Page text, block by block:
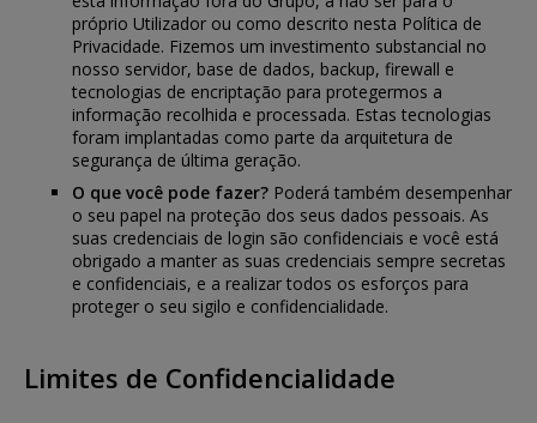
próprio Utilizador ou como descrito nesta Política de
Privacidade. Fizemos um investimento substancial no
nosso servidor, base de dados, backup, firewall e
tecnologias de encriptação para protegermos a
informação recolhida e processada. Estas tecnologias
foram implantadas como parte da arquitetura de
segurança de última geração.
O que você pode fazer? Poderá também desempenhar
o seu papel na proteção dos seus dados pessoais. As
suas credenciais de login são confidenciais e você está
obrigado a manter as suas credenciais sempre secretas
e confidenciais, e a realizar todos os esforços para
proteger o seu sigilo e confidencialidade.
Limites de Confidencialidade